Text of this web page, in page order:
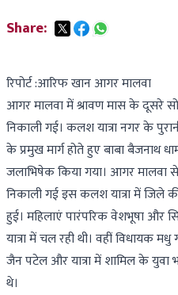
Share:
रिपोर्ट :आरिफ खान आगर मालवा
आगर मालवा में श्रावण मास के दूसरे
निकाली गई। कलश यात्रा नगर के
के प्रमुख मार्ग होते हुए बाबा बैजनाथ
जलाभिषेक किया गया। आगर
निकाली गई इस कलश यात्रा में जिले
हुई। महिलाएं पारंपरिक वेशभूषा
यात्रा में चल रही थी। वहीं विधायक
जैन पटेल और यात्रा में शामिल के युवा
थे।